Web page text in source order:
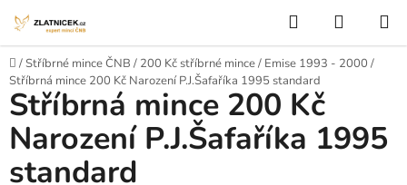
Hledat
Domů
/Stříbrné mince ČNB / 200 Kč stříbrné mince/ Emise 1993 - 2000 /
Stříbrná mince 200 Kč Narození P.J.Šafaříka 1995 standard
Stříbrná mince 200 Kč
Narození P.J.Šafaříka 1995
standard